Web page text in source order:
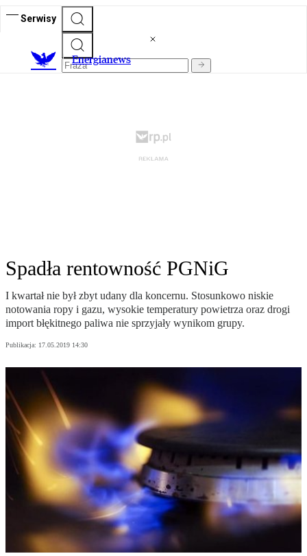
Serwisy
Energianews
Spadła rentowność PGNiG
I kwartał nie był zbyt udany dla koncernu. Stosunkowo niskie
notowania ropy i gazu, wysokie temperatury powietrza oraz drogi
import błękitnego paliwa nie sprzyjały wynikom grupy.
Publikacja: 17.05.2019 14:30